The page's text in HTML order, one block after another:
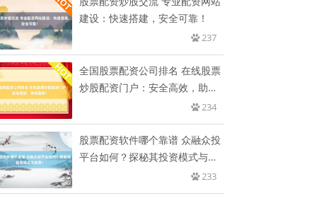
建设：快速搭建，安全可靠！
237
全国股票配资公司排名 在线股票
炒股配资门户：安全高效，助您
234
股票配资软件哪个靠谱 众融众投
平台如何？探秘其投资模式与效
233